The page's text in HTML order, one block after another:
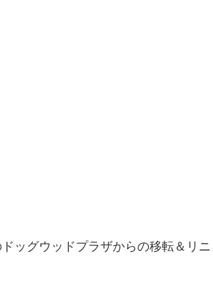
ッグウッドプラザからの移転＆リ